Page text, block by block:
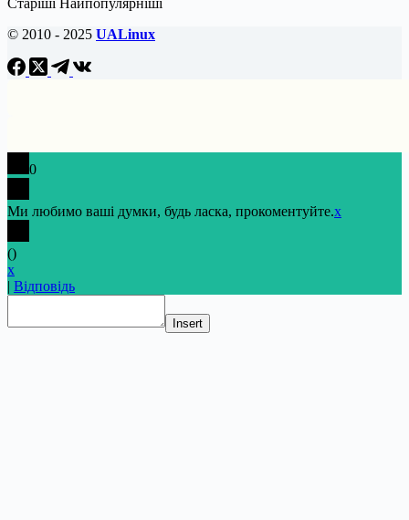
Старіші Найпопулярніші
© 2010 - 2025 UALinux
0
Ми любимо ваші думки, будь ласка, прокоментуйте.x
()
x
| Відповідь
Insert